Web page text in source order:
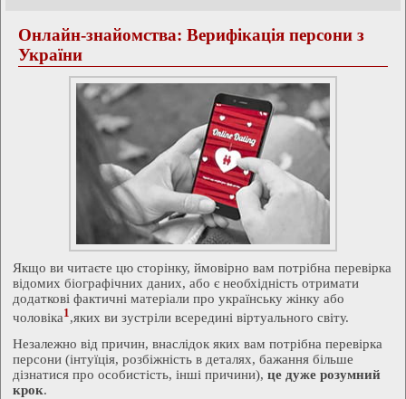
Онлайн-знайомства: Верифікація персони з
України
Якщо ви читаєте цю сторінку, ймовірно вам потрібна перевірка
відомих біографічних даних, або є необхідність отримати
додаткові фактичні матеріали про українську жінку або
чоловіка1,яких ви зустріли всередині віртуального світу.
Незалежно від причин, внаслідок яких вам потрібна перевірка
персони (інтуїція, розбіжність в деталях, бажання більше
дізнатися про особистість, інші причини), це дуже розумний
крок.